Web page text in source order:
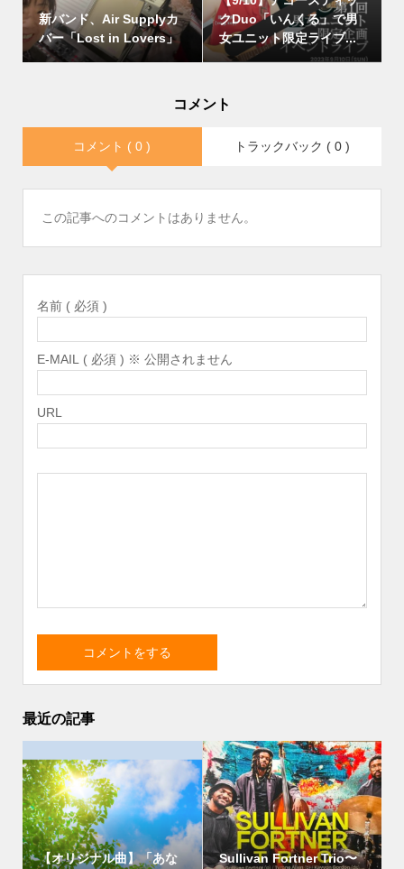
新バンド、Air Supplyカ
バー「Lost in Lovers」
クDuo「いんくる」で男
女ユニット限定ライブ...
コメント
コメント ( 0 ) トラックバック ( 0 )
この記事へのコメントはありません。
名前 ( 必須 )
E-MAIL ( 必須 ) ※ 公開されません
URL
最近の記事
【オリジナル曲】「あな
Sullivan Fortner Trio〜